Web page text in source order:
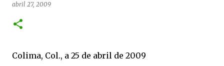
abril 27, 2009
Colima, Col., a 25 de abril de 2009